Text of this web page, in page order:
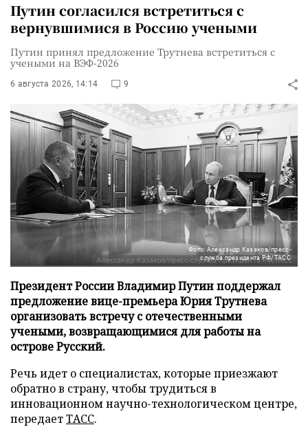
Путин согласился встретиться с
вернувшимися в Россию учеными
Путин принял предложение Трутнева встретиться с
учеными на ВЭФ-2026
6 августа 2026, 14:14 9
Фото: Александр Казаков/пресс-
служба президента РФ/ТАСС
Президент России Владимир Путин поддержал
предложение вице-премьера Юрия Трутнева
организовать встречу с отечественными
учеными, возвращающимися для работы на
острове Русский.
Речь идет о специалистах, которые приезжают
обратно в страну, чтобы трудиться в
инновационном научно-технологическом центре,
передаетТАСС.